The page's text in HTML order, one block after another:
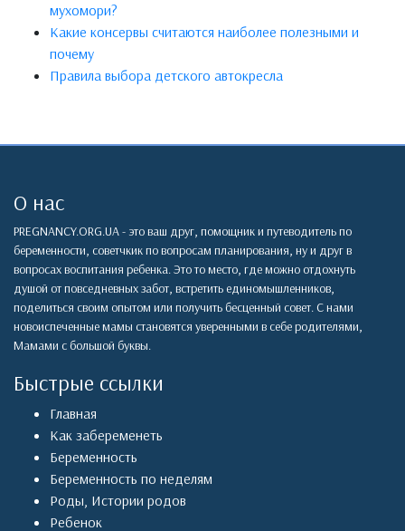
мухомори?
Какие консервы считаются наиболее полезными и
почему
Правила выбора детского автокресла
О нас
PREGNANCY.ORG.UA - это ваш друг, помощник и путеводитель по
беременности, советчкик по вопросам планирования, ну и друг в
вопросах воспитания ребенка. Это то место, где можно отдохнуть
душой от повседневных забот, встретить единомышленников,
поделиться своим опытом или получить бесценный совет. С нами
новоиспеченные мамы становятся уверенными в себе родителями,
Мамами с большой буквы.
Быстрые ссылки
Главная
Как забеременеть
Беременность
Беременность по неделям
Роды, Истории родов
Ребенок